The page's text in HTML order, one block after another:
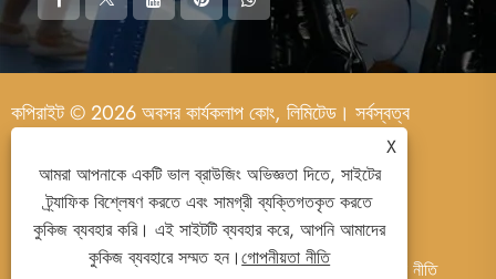
কপিরাইট © 2026 অবসর কার্যকলাপ কোং, লিমিটেড। সর্বস্বত্ব
Sitemap RSS XML গোপনীয়তা নীতি
X
আমরা আপনাকে একটি ভাল ব্রাউজিং অভিজ্ঞতা দিতে, সাইটের
ট্র্যাফিক বিশ্লেষণ করতে এবং সামগ্রী ব্যক্তিগতকৃত করতে
কুকিজ ব্যবহার করি। এই সাইটটি ব্যবহার করে, আপনি আমাদের
কুকিজ ব্যবহারে সম্মত হন।গোপনীয়তা নীতি